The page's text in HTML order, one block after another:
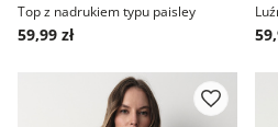
Top z nadrukiem typu paisley
59,99 zł